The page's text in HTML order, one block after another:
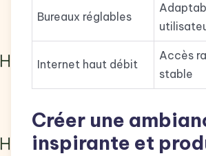
Bureaux réglables
Internet haut débit
Accès
stable
Créer une
inspirante et